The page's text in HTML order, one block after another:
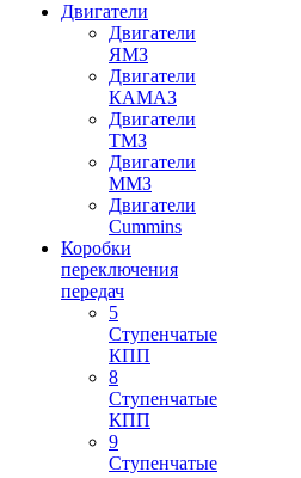
Двигатели
Двигатели
ЯМЗ
Двигатели
КАМАЗ
Двигатели
ТМЗ
Двигатели
ММЗ
Двигатели
Cummins
Коробки
переключения
передач
5
Ступенчатые
КПП
8
Ступенчатые
КПП
9
Ступенчатые